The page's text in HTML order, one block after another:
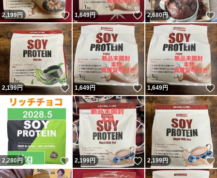
2,199円 いいね！
1,649円 いいね！
2,680円
2,199円 いいね！
1,649円 いいね！
1,649円
2,280円 いいね！
2,199円 いいね！
2,199円